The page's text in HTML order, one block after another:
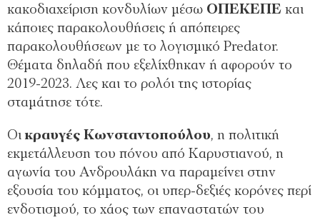
κακοδιαχείριση κονδυλίων μέσω ΟΠΕΚΕΠΕ και
κάποιες παρακολουθήσεις ή απόπειρες
παρακολουθήσεων με το λογισμικό Predator.
Θέματα δηλαδή που εξελίχθηκαν ή αφορούν το
2019-2023. Λες και το ρολόι της ιστορίας
σταμάτησε τότε.
Οικραυγές Κωνσταντοπούλου, η πολιτική
εκμετάλλευση του πόνου από Καρυστιανού, η
αγωνία του Ανδρουλάκη να παραμείνει στην
εξουσία του κόμματος, οι υπερ-δεξιές κορόνες περί
ενδοτισμού, το χάος των επαναστατών του